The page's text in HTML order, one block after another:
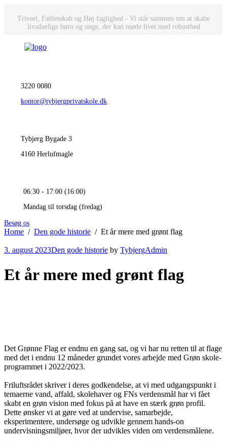
Trivsel, Fællesskab og Høj faglighed - Vi står sammen om at skabe
livsduelige børn og unge, der kan møde livet med robusthed
3220 0080
kontor@tybjergprivatskole.dk
Tybjerg Bygade 3
4160 Herlufmagle
06:30 - 17:00 (16:00)
Mandag til torsdag (fredag)
Besøg os
Home Den gode historie Et år mere med grønt flag
3. august 2023Den gode historie by TybjergAdmin
Et år mere med grønt flag
Det Grønne Flag er endnu en gang sat, og vi har nu retten til at flage
med det i endnu 12 måneder grundet vores arbejde med Grøn skole-
programmet i 2022/2023.
Friluftsrådet skriver i deres godkendelse, at vi med udgangspunkt i
temaerne vand, affald, skolehaver og FNs verdensmål har vi fået
skabt en grøn vision med fokus på at have en stærk grøn profil.
Dette ønsker vi at gøre ved at undervise, samarbejde,
eksperimentere, undersøge og udvikle gennem hands-on
undervisningsmiljøer, hvor der udvikles viden om verdensmålene.